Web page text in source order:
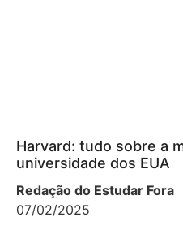
Harvard: tudo sobre a
universidade dos EUA
Redação do Estudar Fora
07/02/2025